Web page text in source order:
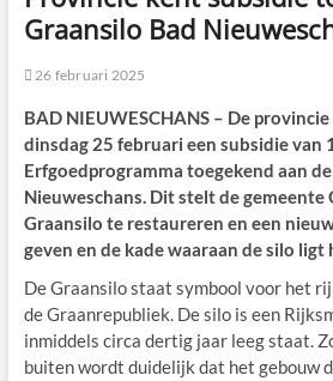
Graansilo Bad
26 februari 2025
BAD NIEUWESCHANS – De
dinsdag 25 februari een subsidie van
Erfgoedprogramma toegekend aan
Nieuweschans. Dit stelt de
Graansilo te restaureren en een
geven en de kade waaraan de silo
De Graansilo staat symbool voor het
de Graanrepubliek. De silo is een
inmiddels circa dertig jaar leeg staat.
buiten wordt duidelijk dat het gebouw